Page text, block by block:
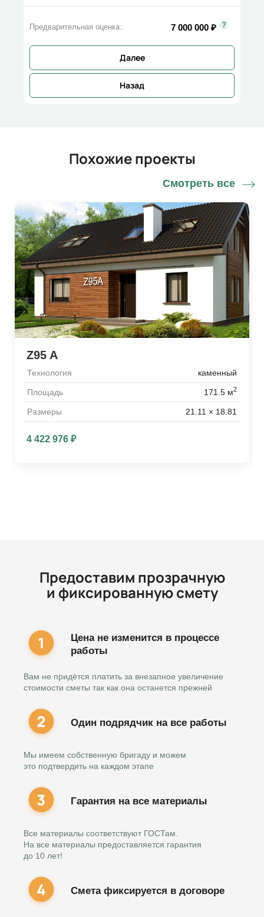
Предварительная оценка: 7 000 000 ₽
Назад
Далее
Похожие проекты
Смотреть все
Z95 A
Технология каменный
Площадь 171.5 м2
Размеры 21.11 × 18.81
4 422 976₽
Предоставим прозрачную
и фиксированную смету
Цена не изменится в процессе
работы
Вам не придётся платить за внезапное увеличение
стоимости сметы так как она останется прежней
Один подрядчик на все работы
Мы имеем собственную бригаду и можем
это подтвердить на каждом этапе
Гарантия на все материалы
Все материалы соответствуют ГОСТам.
На все материалы предоставляется гарантия
до 10 лет!
Смета фиксируется в договоре